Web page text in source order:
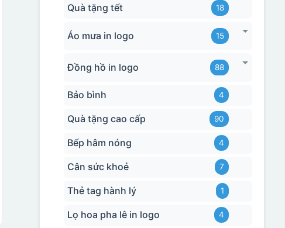
Quà tặng tết 18
Áo mưa in logo 15
Đồng hồ in logo 88
Bảo bình 4
Quà tặng cao cấp 90
Bếp hâm nóng 4
Cân sức khoẻ 7
Thẻ tag hành lý 1
Lọ hoa pha lê in logo 4